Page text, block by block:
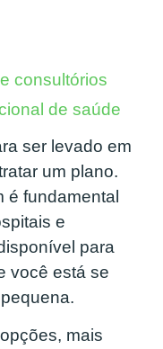
consultórios
de saúde
ser levado em
um plano.
é fundamental
e
para
você está se
mais